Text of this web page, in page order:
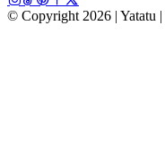
© Copyright 2026 | Yatatu |